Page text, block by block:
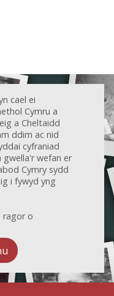
cael ei
Cymru a
a Cheltaidd
ddim ac nid
cyfraniad
gwella'r wefan er
Cymry sydd
i fywyd yng
ragor o